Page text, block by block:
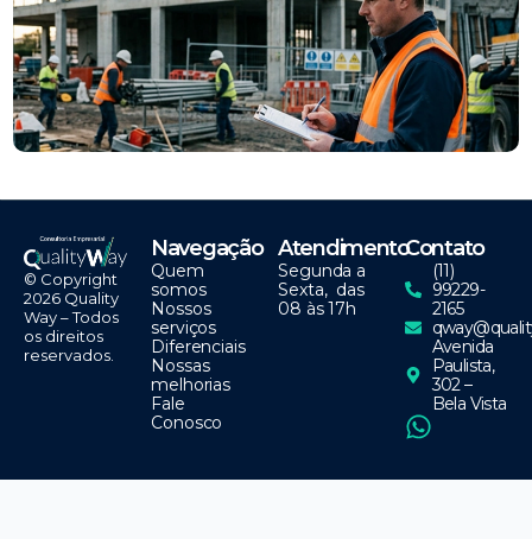
© Copyright
2026 Quality
Way – Todos
os direitos
reservados.
Navegação
Quem
somos
Nossos
serviços
Diferenciais
Nossas
melhorias
Fale
Conosco
Atendimento
Segunda a
Sexta, das
08 às 17h
Contato
(11)
99229-
2165
Avenida
Paulista,
302 –
Bela Vista